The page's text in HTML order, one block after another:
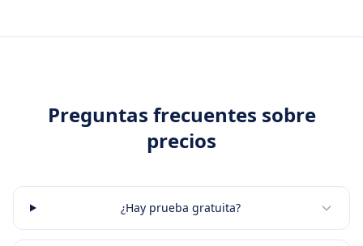
Preguntas frecuentes sobre
precios
¿Hay prueba gratuita?